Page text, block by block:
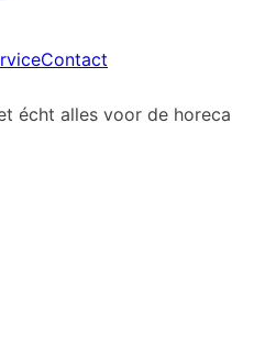
Contact
écht alles voor de horeca